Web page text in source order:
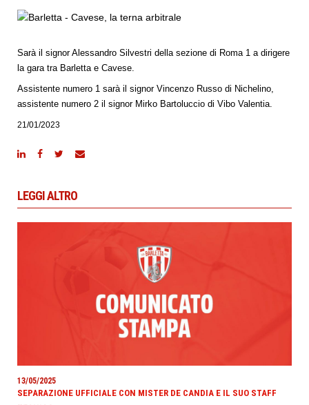
Sarà il signor Alessandro Silvestri della sezione di Roma 1 a dirigere
la gara tra Barletta e Cavese.
Assistente numero 1 sarà il signor Vincenzo Russo di Nichelino,
assistente numero 2 il signor Mirko Bartoluccio di Vibo Valentia.
21/01/2023
LEGGI ALTRO
13/05/2025
SEPARAZIONE UFFICIALE CON MISTER DE CANDIA E IL SUO STAFF